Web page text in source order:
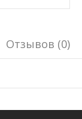
Отзывов (0)